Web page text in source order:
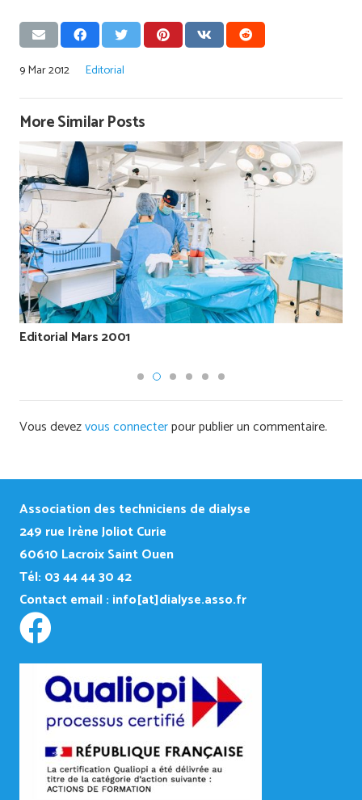
9 Mar 2012 Editorial
More Similar Posts
Editorial Mars 2001
Vous devezvous connecterpour publier un commentaire.
Association des techniciens de dialyse
249 rue Irène Joliot Curie
60610 Lacroix Saint Ouen
Tél: 03 44 44 30 42
Contact email : info[at]dialyse.asso.fr